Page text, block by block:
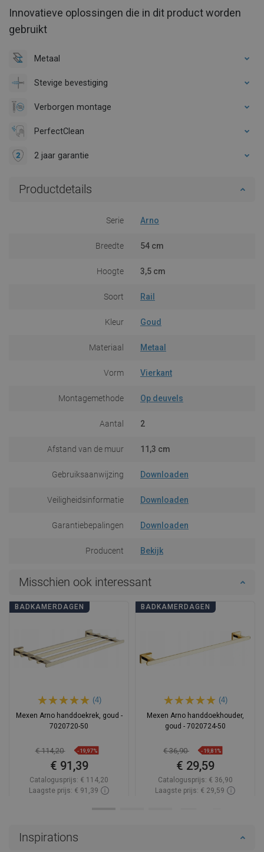
Innovatieve oplossingen die in dit product worden
gebruikt
Metaal
Stevige bevestiging
Verborgen montage
PerfectClean
2 jaar garantie
Productdetails
Serie Arno
Breedte 54 cm
Hoogte 3,5 cm
Soort Rail
Kleur Goud
Materiaal Metaal
Vorm Vierkant
Montagemethode Op deuvels
Aantal 2
Afstand van de muur 11,3 cm
Gebruiksaanwijzing Downloaden
Veiligheidsinformatie Downloaden
Garantiebepalingen Downloaden
Producent Bekijk
Misschien ook interessant
BADKAMERDAGEN
(4)
Mexen Arno handdoekrek, goud -
7020720-50
€ 114,20 -19,97%
€ 91,39
Catalogusprijs: € 114,20
Laagste prijs: € 91,39
BADKAMERDAGEN
(4)
Mexen Arno handdoekhouder,
goud - 7020724-50
€ 36,90 -19,81%
€ 29,59
Catalogusprijs: € 36,90
Laagste prijs: € 29,59
Inspirations